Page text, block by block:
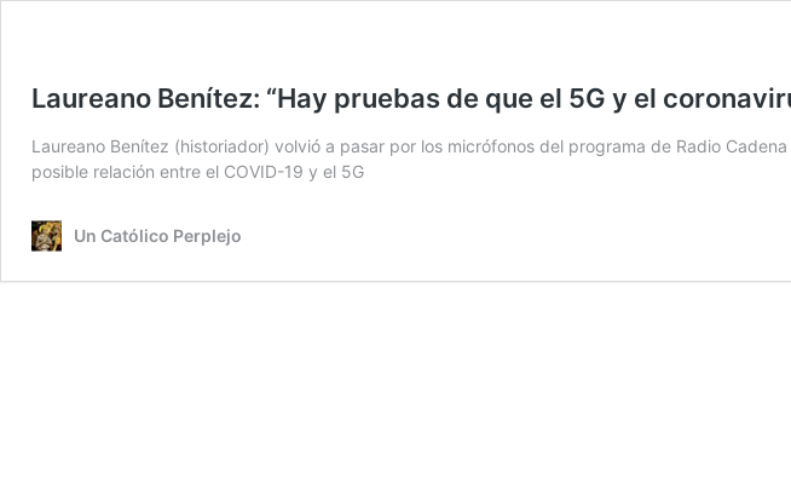
Laureano Benítez: “Hay pruebas de que el 5G y el
Laureano Benítez (historiador) volvió a pasar por los micrófonos del programa de Radio
posible relación entre el COVID-19 y el 5G
Un Católico Perplejo